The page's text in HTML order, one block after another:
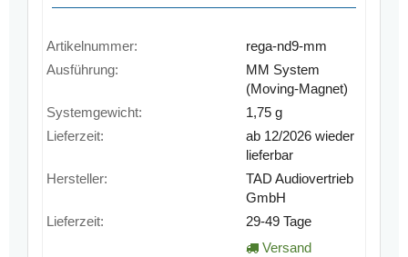
Artikelnummer:
rega-nd9-mm
Ausführung:
MM System
(Moving-Magnet)
Systemgewicht:
1,75 g
Lieferzeit:
ab 12/2026 wieder
lieferbar
Hersteller:
TAD Audiovertrieb
GmbH
Lieferzeit:
29-49 Tage
Versand